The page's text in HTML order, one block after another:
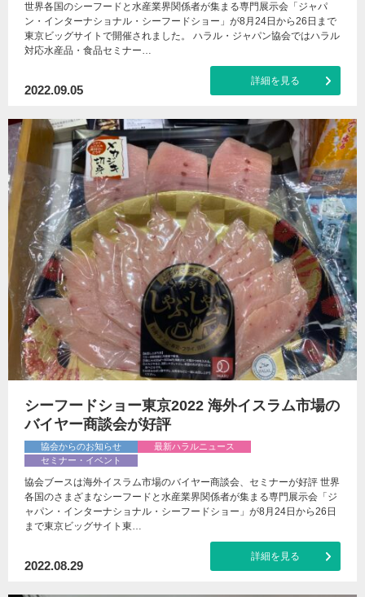
世界各国のシーフードと水産業界関係者が集まる専門展示会「ジャパ
ン・インターナショナル・シーフードショー」が8月24日から26日まで
東京ビッグサイトで開催されました。 ハラル・ジャパン協会ではハラル
対応水産品・食品セミナー…
2022.09.05
詳細を見る
シーフードショー東京2022 海外イスラム市場の
バイヤー商談会が好評
協会からのお知らせ
最新ハラルニュース
セミナー・イベント
協会ブースは海外イスラム市場のバイヤー商談会、セミナーが好評 世界
各国のさまざまなシーフードと水産業界関係者が集まる専門展示会「ジ
ャパン・インターナショナル・シーフードショー」が8月24日から26日
まで東京ビッグサイト東…
2022.08.29
詳細を見る